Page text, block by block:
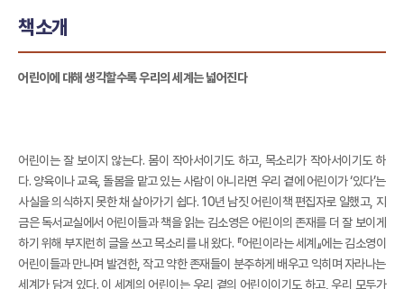
책소개
어린이에 대해 생각할수록 우리의 세계는 넓어진다
어린이는 잘 보이지 않는다. 몸이 작아서이기도 하고, 목소리가 작아서이기도 하
다. 양육이나 교육, 돌봄을 맡고 있는 사람이 아니라면 우리 곁에 어린이가 ‘있다’는
사실을 의식하지 못한 채 살아가기 쉽다. 10년 남짓 어린이책 편집자로 일했고, 지
금은 독서교실에서 어린이들과 책을 읽는 김소영은 어린이의 존재를 더 잘 보이게
하기 위해 부지런히 글을 쓰고 목소리를 내 왔다. 『어린이라는 세계』에는 김소영이
어린이들과 만나며 발견한, 작고 약한 존재들이 분주하게 배우고 익히며 자라나는
세계가 담겨 있다. 이 세계의 어린이는 우리 곁의 어린이이기도 하고, 우리 모두가